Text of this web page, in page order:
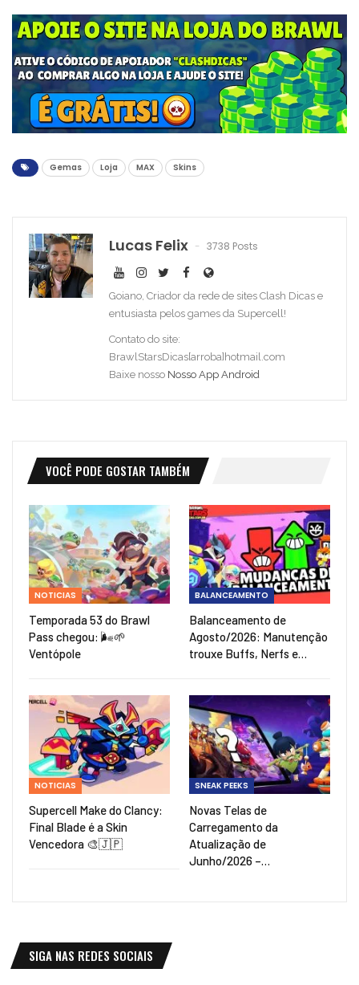
Gemas Loja MAX Skins
Lucas Felix 3738 Posts
Goiano, Criador da rede de sites Clash Dicas e
entusiasta pelos games da Supercell!
Contato do site:
BrawlStarsDicas[arroba]hotmail.com
Baixe nosso Nosso App Android
VOCÊ PODE GOSTAR TAMBÉM
NOTICIAS
Temporada 53 do Brawl
Pass chegou: 🌬️🌱
Ventópole
BALANCEAMENTO
Balanceamento de
Agosto/2026: Manutenção
trouxe Buffs, Nerfs e…
NOTICIAS
Supercell Make do Clancy:
Final Blade é a Skin
Vencedora 🎨🇯🇵
SNEAK PEEKS
Novas Telas de
Carregamento da
Atualização de
Junho/2026 –…
SIGA NAS REDES SOCIAIS